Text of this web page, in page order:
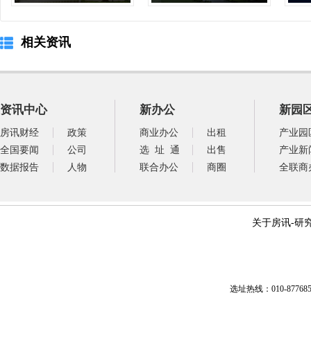
相关资讯
资讯中心
房讯财经
政策
全国要闻
公司
数据报告
人物
新办公
商业办公
出租
选 址 通
出售
联合办公
商圈
新园
产业园
产业新
全联商
关于房讯-研
选址热线：010-